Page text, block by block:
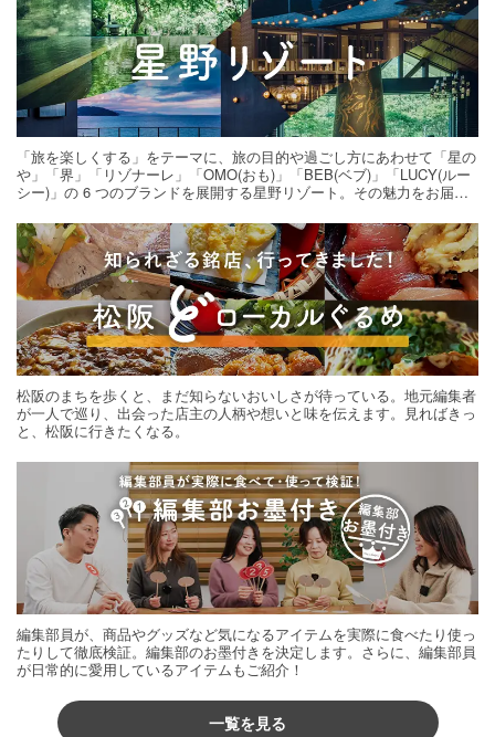
「旅を楽しくする」をテーマに、旅の目的や過ごし方にあわせて「星の
や」「界」「リゾナーレ」「OMO(おも)」「BEB(ベブ)」「LUCY(ルー
シー)」の 6 つのブランドを展開する星野リゾート。その魅力をお届け
松阪のまちを歩くと、まだ知らないおいしさが待っている。地元編集者
が一人で巡り、出会った店主の人柄や想いと味を伝えます。見ればきっ
と、松阪に行きたくなる。
編集部員が、商品やグッズなど気になるアイテムを実際に食べたり使っ
たりして徹底検証。編集部のお墨付きを決定します。さらに、編集部員
が日常的に愛用しているアイテムもご紹介！
一覧を見る